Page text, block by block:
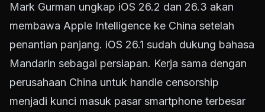
Mark Gurman ungkap iOS 26.2 dan 26.3 akan
membawa Apple Intelligence ke China setelah
penantian panjang. iOS 26.1 sudah dukung bahasa
Mandarin sebagai persiapan. Kerja sama dengan
perusahaan China untuk handle censorship
menjadi kunci masuk pasar smartphone terbesar